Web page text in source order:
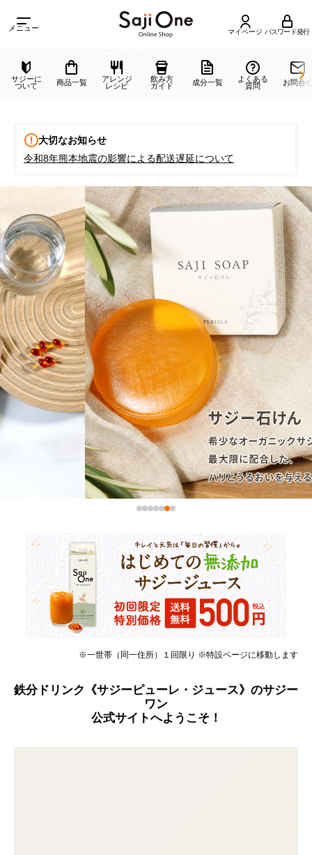
メニュー マイページ パスワード発行
サジーに アレンジ 飲み方 成分一覧 よくある
大切なお知らせ
令和8年熊本地震の影響による配送遅延について
※一世帯（同一住所）１回限り ※特設ページに移動します
鉄分ドリンク《サジーピューレ・ジュース》のサジー
ワン
公式サイトへようこそ！